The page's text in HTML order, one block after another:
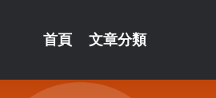
首頁 文章分類